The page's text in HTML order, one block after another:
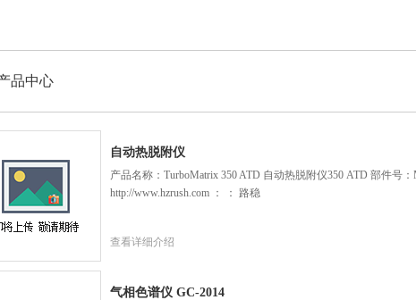
品中心
自动热脱附仪
产品名称：TurboMatrix 350 ATD 自动热脱附仪350 ATD 部件号
http://www.hzrush.com ： ： 路稳
查看详细介绍
气相色谱仪 GC-2014